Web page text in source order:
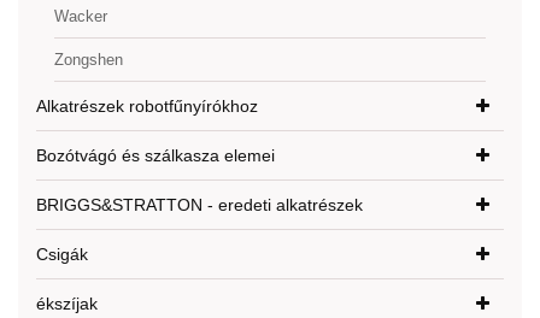
Wacker
Zongshen
Alkatrészek robotfűnyírókhoz
Bozótvágó és szálkasza elemei
BRIGGS&STRATTON - eredeti alkatrészek
Csigák
ékszíjak